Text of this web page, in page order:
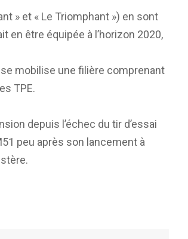
» et « Le Triomphant ») en sont
en être équipée à l’horizon 2020,
mobilise une filière comprenant
TPE.
depuis l’échec du tir d’essai
peu après son lancement à